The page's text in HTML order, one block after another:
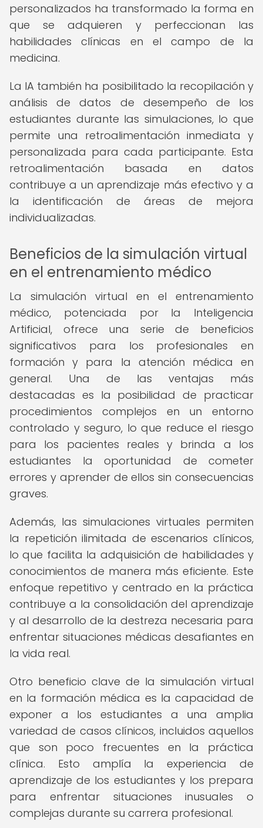
personalizados ha transformado la forma en
que se adquieren y perfeccionan las
habilidades clínicas en el campo de la
medicina.
La IA también ha posibilitado la recopilación y
análisis de datos de desempeño de los
estudiantes durante las simulaciones, lo que
permite una retroalimentación inmediata y
personalizada para cada participante. Esta
retroalimentación basada en datos
contribuye a un aprendizaje más efectivo y a
la identificación de áreas de mejora
individualizadas.
Beneficios de la simulación virtual
en el entrenamiento médico
La simulación virtual en el entrenamiento
médico, potenciada por la Inteligencia
Artificial, ofrece una serie de beneficios
significativos para los profesionales en
formación y para la atención médica en
general. Una de las ventajas más
destacadas es la posibilidad de practicar
procedimientos complejos en un entorno
controlado y seguro, lo que reduce el riesgo
para los pacientes reales y brinda a los
estudiantes la oportunidad de cometer
errores y aprender de ellos sin consecuencias
graves.
Además, las simulaciones virtuales permiten
la repetición ilimitada de escenarios clínicos,
lo que facilita la adquisición de habilidades y
conocimientos de manera más eficiente. Este
enfoque repetitivo y centrado en la práctica
contribuye a la consolidación del aprendizaje
y al desarrollo de la destreza necesaria para
enfrentar situaciones médicas desafiantes en
la vida real.
Otro beneficio clave de la simulación virtual
en la formación médica es la capacidad de
exponer a los estudiantes a una amplia
variedad de casos clínicos, incluidos aquellos
que son poco frecuentes en la práctica
clínica. Esto amplía la experiencia de
aprendizaje de los estudiantes y los prepara
para enfrentar situaciones inusuales o
complejas durante su carrera profesional.